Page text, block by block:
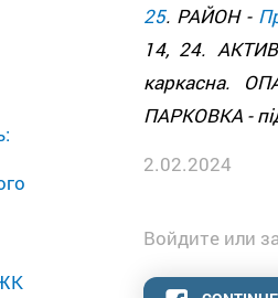
25. РАЙОН -
14, 24.
каркасна.
ПАРКОВКА -
2.02.2024
Войдите или